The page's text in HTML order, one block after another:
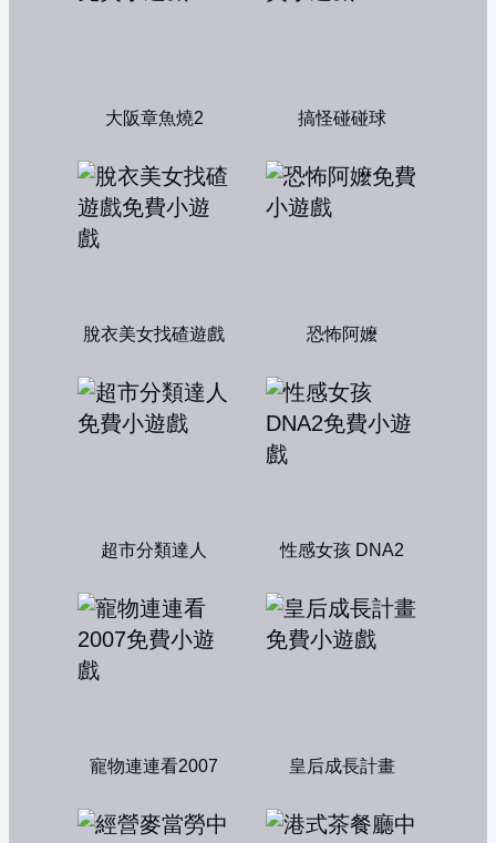
大阪章魚燒2 搞怪碰碰球
脫衣美女找碴遊戲 恐怖阿嬤
超市分類達人 性感女孩 DNA2
寵物連連看2007 皇后成長計畫